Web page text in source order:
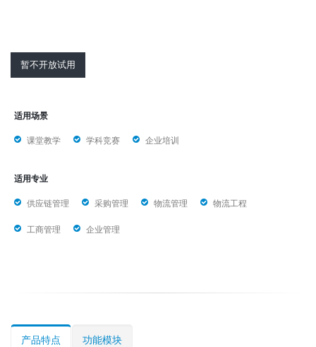
暂不开放试用
适用场景
课堂教学 学科竞赛 企业培训
适用专业
供应链管理 采购管理 物流管理 物流工程
工商管理 企业管理
产品特点 功能模块